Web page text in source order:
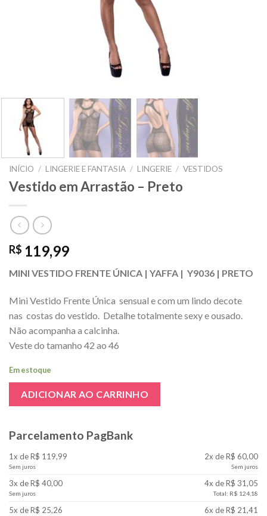
INÍCIO / LINGERIE E FANTASIA / LINGERIE / VESTIDOS
Vestido em Arrastão – Preto
R$ 119,99
MINI VESTIDO FRENTE ÚNICA | YAFFA | Y9036 | PRETO
Mini Vestido Frente Única sensual e com um lindo decote
nas costas do vestido. Detalhe totalmente sexy e ousado.
Não acompanha a calcinha.
Veste do tamanho 42 ao 46
Em estoque
ADICIONAR AO CARRINHO
Parcelamento PagBank
1x de R$ 119,99
Sem juros
2x de R$ 60,00
Sem juros
3x de R$ 40,00
Sem juros
4x de R$ 31,05
Total: R$ 124,18
5x de R$ 25,26 6x de R$ 21,41